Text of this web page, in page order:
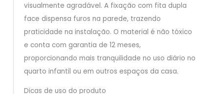
visualmente agradável. A fixação com fita dupla
face dispensa furos na parede, trazendo
praticidade na instalação. O material é não tóxico
e conta com garantia de 12 meses,
proporcionando mais tranquilidade no uso diário no
quarto infantil ou em outros espaços da casa.
Dicas de uso do produto